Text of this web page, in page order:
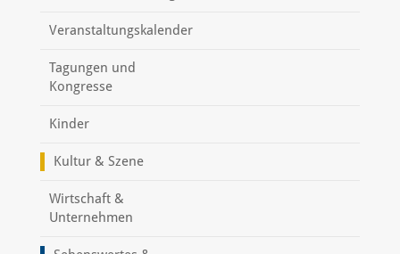
Veranstaltungskalender
Tagungen und
Kongresse
Kinder
Kultur & Szene
Wirtschaft &
Unternehmen